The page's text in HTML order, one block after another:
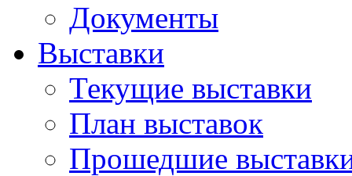
Документы
Выставки
Текущие выставки
План выставок
Прошедшие